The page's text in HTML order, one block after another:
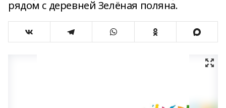
рядом с деревней Зелёная поляна.